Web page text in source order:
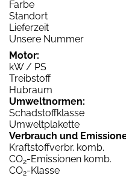
Farbe
Standort
Lieferzeit
Unsere Nummer
Motor:
kW / PS
Treibstoff
Hubraum
Umweltnormen:
Schadstoffklasse
Umweltplakette
Verbrauch und
Kraftstoffverbr. komb.
CO2-Emissionen komb.
CO2-Klasse